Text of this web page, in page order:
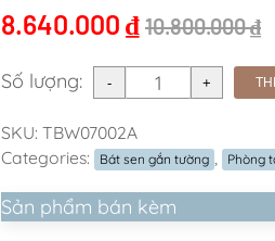
8.640.000 ₫ 10.800.000₫
Số lượng:
SKU: TBW07002A
Categories:
Bát sen gắn tường , Phòng
Sản phẩm bán kèm